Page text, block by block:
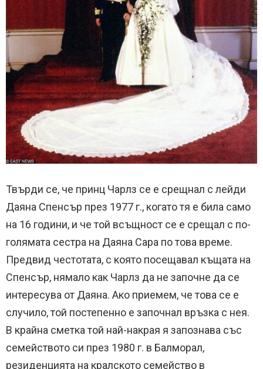
Твърди се, че принц Чарлз се е срещнал с лейди
Даяна Спенсър през 1977 г., когато тя е била само
на 16 години, и че той всъщност се е срещал с по-
голямата сестра на Даяна Сара по това време.
Предвид честотата, с която посещавал къщата на
Спенсър, нямало как Чарлз да не започне да се
интересува от Даяна. Ако приемем, че това се е
случило, той постепенно е започнал връзка с нея.
В крайна сметка той най-накрая я запознава със
семейството си през 1980 г. в Балморал,
резиденцията на кралското семейство в